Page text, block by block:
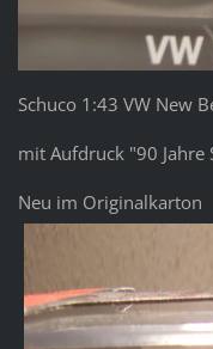
Schuco 1:43 VW New
mit Aufdruck "90 Jahre
Neu im